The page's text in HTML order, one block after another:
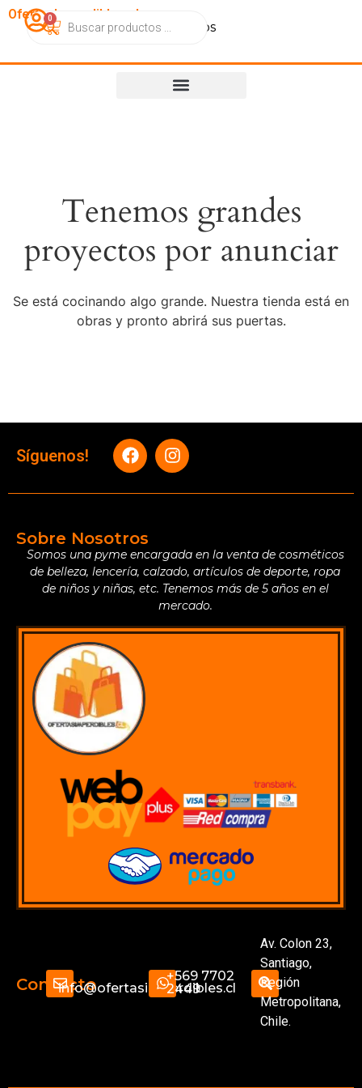
OfertasImperdibles.cl
CatálogoContactoNosotros
0
Tenemos grandes
proyectos por anunciar
Se está cocinando algo grande. Nuestra tienda está en
obras y pronto abrirá sus puertas.
Síguenos!
Sobre Nosotros
Somos una pyme encargada en la venta de cosméticos
de belleza, lencería, calzado, artículos de deporte, ropa
de niños y niñas, etc. Tenemos más de 5 años en el
mercado.
Contactoinfo@ofertasimperdibles.cl
+569 7702
2449
Av. Colon 23,
Santiago,
Región
Metropolitana,
Chile.